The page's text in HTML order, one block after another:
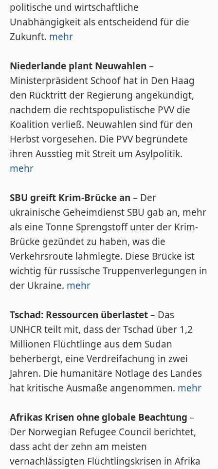
politische und wirtschaftliche
Unabhängigkeit als entscheidend für die
Zukunft. mehr
Niederlande plant Neuwahlen –
Ministerpräsident Schoof hat in Den Haag
den Rücktritt der Regierung angekündigt,
nachdem die rechtspopulistische PVV die
Koalition verließ. Neuwahlen sind für den
Herbst vorgesehen. Die PVV begründete
ihren Ausstieg mit Streit um Asylpolitik.
mehr
SBU greift Krim-Brücke an – Der
ukrainische Geheimdienst SBU gab an, mehr
als eine Tonne Sprengstoff unter der Krim-
Brücke gezündet zu haben, was die
Verkehrsroute lahmlegte. Diese Brücke ist
wichtig für russische Truppenverlegungen in
der Ukraine. mehr
Tschad: Ressourcen überlastet– Das
UNHCR teilt mit, dass der Tschad über 1,2
Millionen Flüchtlinge aus dem Sudan
beherbergt, eine Verdreifachung in zwei
Jahren. Die humanitäre Notlage des Landes
hat kritische Ausmaße angenommen. mehr
Afrikas Krisen ohne globale Beachtung –
Der Norwegian Refugee Council berichtet,
dass acht der zehn am meisten
vernachlässigten Flüchtlingskrisen in Afrika